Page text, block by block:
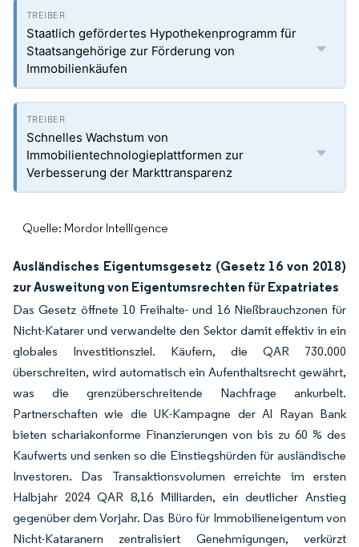
Staatlich gefördertes Hypothekenprogramm für
Staatsangehörige zur Förderung von
Immobilienkäufen
Schnelles Wachstum von
Immobilientechnologieplattformen zur
Verbesserung der Markttransparenz
Quelle: Mordor Intelligence
Ausländisches Eigentumsgesetz (Gesetz 16 von 2018)
zur Ausweitung von Eigentumsrechten für Expatriates
Das Gesetz öffnete 10 Freihalte- und 16 Nießbrauchzonen für
Nicht-Katarer und verwandelte den Sektor damit effektiv in ein
globales Investitionsziel. Käufern, die QAR 730.000
überschreiten, wird automatisch ein Aufenthaltsrecht gewährt,
was die grenzüberschreitende Nachfrage ankurbelt.
Partnerschaften wie die UK-Kampagne der Al Rayan Bank
bieten schariakonforme Finanzierungen von bis zu 60 % des
Kaufwerts und senken so die Einstiegshürden für ausländische
Investoren. Das Transaktionsvolumen erreichte im ersten
Halbjahr 2024 QAR 8,16 Milliarden, ein deutlicher Anstieg
gegenüber dem Vorjahr. Das Büro für Immobilieneigentum von
Nicht-Kataranern zentralisiert Genehmigungen, verkürzt